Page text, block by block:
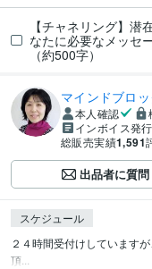
【チャネリング】潜
なたに必要なメッセ
（約500字）
マインドブロ
本人確認
インボイス発
総販売実績1,591
出品者に質問
スケジュール
２４時間受付けしています
頂...